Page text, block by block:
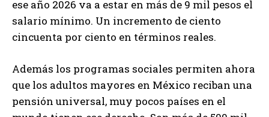
ese año 2026 va a estar en más de 9 mil pesos el
salario mínimo. Un incremento de ciento
cincuenta por ciento en términos reales.
Además los programas sociales permiten ahora
que los adultos mayores en México reciban una
pensión universal, muy pocos países en el